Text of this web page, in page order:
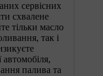
сервісних
схвалене
тільки масло
так і
палива та